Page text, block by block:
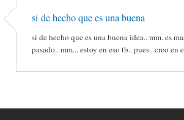
si de hecho que es una buena
si de hecho que es una buena idea.. mm. es
pasado.. mm... estoy en eso tb.. pues.. creo en